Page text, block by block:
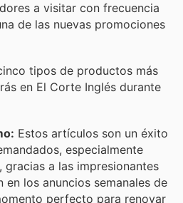
a visitar con frecuencia
de las nuevas promociones
tipos de productos más
en El Corte Inglés durante
Estos artículos son un éxito
especialmente
gracias a las impresionantes
los anuncios semanales de
perfecto para renovar